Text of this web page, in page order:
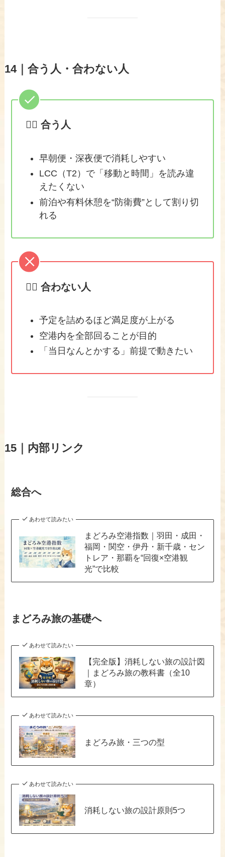
14｜合う人・合わない人
🙆‍♂️ 合う人
早朝便・深夜便で消耗しやすい
LCC（T2）で「移動と時間」を読み違
えたくない
前泊や有料休憩を“防衛費”として割り切
れる
🙅‍♀️ 合わない人
予定を詰めるほど満足度が上がる
空港内を全部回ることが目的
「当日なんとかする」前提で動きたい
15｜内部リンク
総合へ
あわせて読みたい
まどろみ空港指数｜羽田・成田・
福岡・関空・伊丹・新千歳・セン
トレア・那覇を“回復×空港観
光”で比較
まどろみ旅の基礎へ
あわせて読みたい
【完全版】消耗しない旅の設計図
｜まどろみ旅の教科書（全10
章）
あわせて読みたい
まどろみ旅・三つの型
あわせて読みたい
消耗しない旅の設計原則5つ